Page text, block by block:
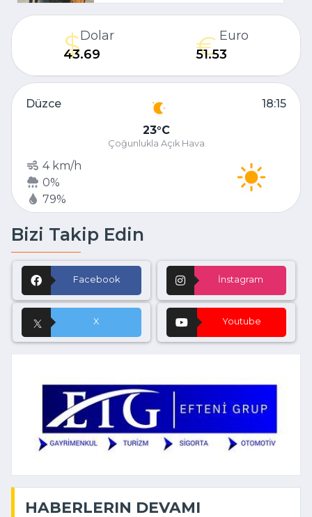
Dolar
43.69
Euro
51.53
Düzce
18:15
23 C
Çoğunlukla Açık Hava
4 km/h
0%
79%
Bizi Takip Edin
Facebook İnstagram
X Youtube
HABERLERIN DEVAMI